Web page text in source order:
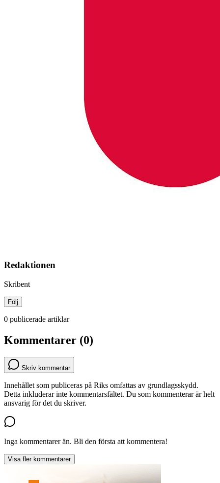
Redaktionen
Skribent
Följ
0 publicerade artiklar
Kommentarer (0)
Skriv kommentar
Innehållet som publiceras på Riks omfattas av grundlagsskydd.
Detta inkluderar inte kommentarsfältet. Du som kommenterar är helt
ansvarig för det du skriver.
Inga kommentarer än. Bli den första att kommentera!
Visa fler kommentarer